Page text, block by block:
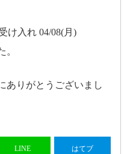
け入れ 04/08(月)
。
ありがとうございまし
LINE はてブ